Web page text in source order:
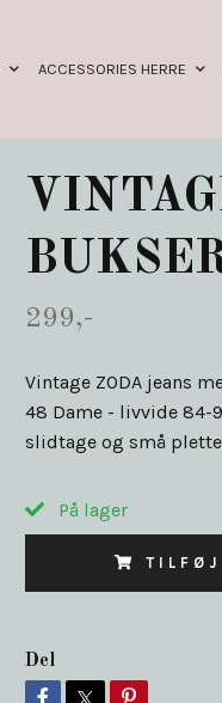
ACCESSORIES HERRE
299,-
Vintage ZODA jeans
48 Dame - livvide 84-
slidtage og små
På lager
TILFØJ
Del